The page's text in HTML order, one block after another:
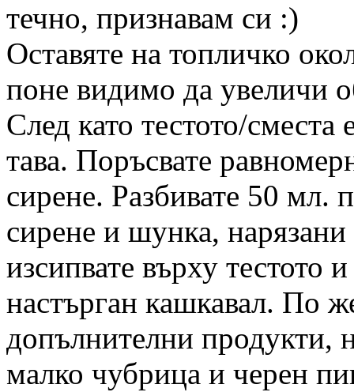
течно, признавам си
Оставяте на топличко
поне видимо да увеличи
След като тестото/сместа
тава. Поръсвате
сирене. Разбивате 50 мл.
сирене и шунка,
изсипвате върху тестото
настърган кашкавал. По
допълнителни продукти,
малко чубрица и черен